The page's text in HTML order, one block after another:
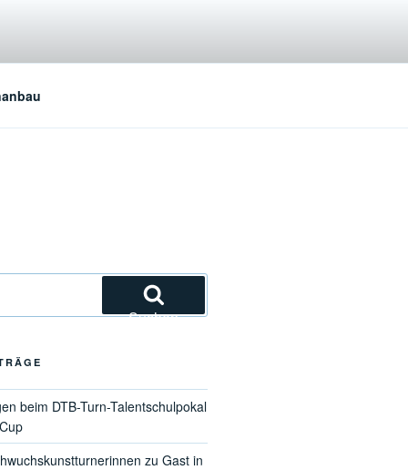
Suchen
beim DTB-Turn-Talentschulpokal
zu Gast in